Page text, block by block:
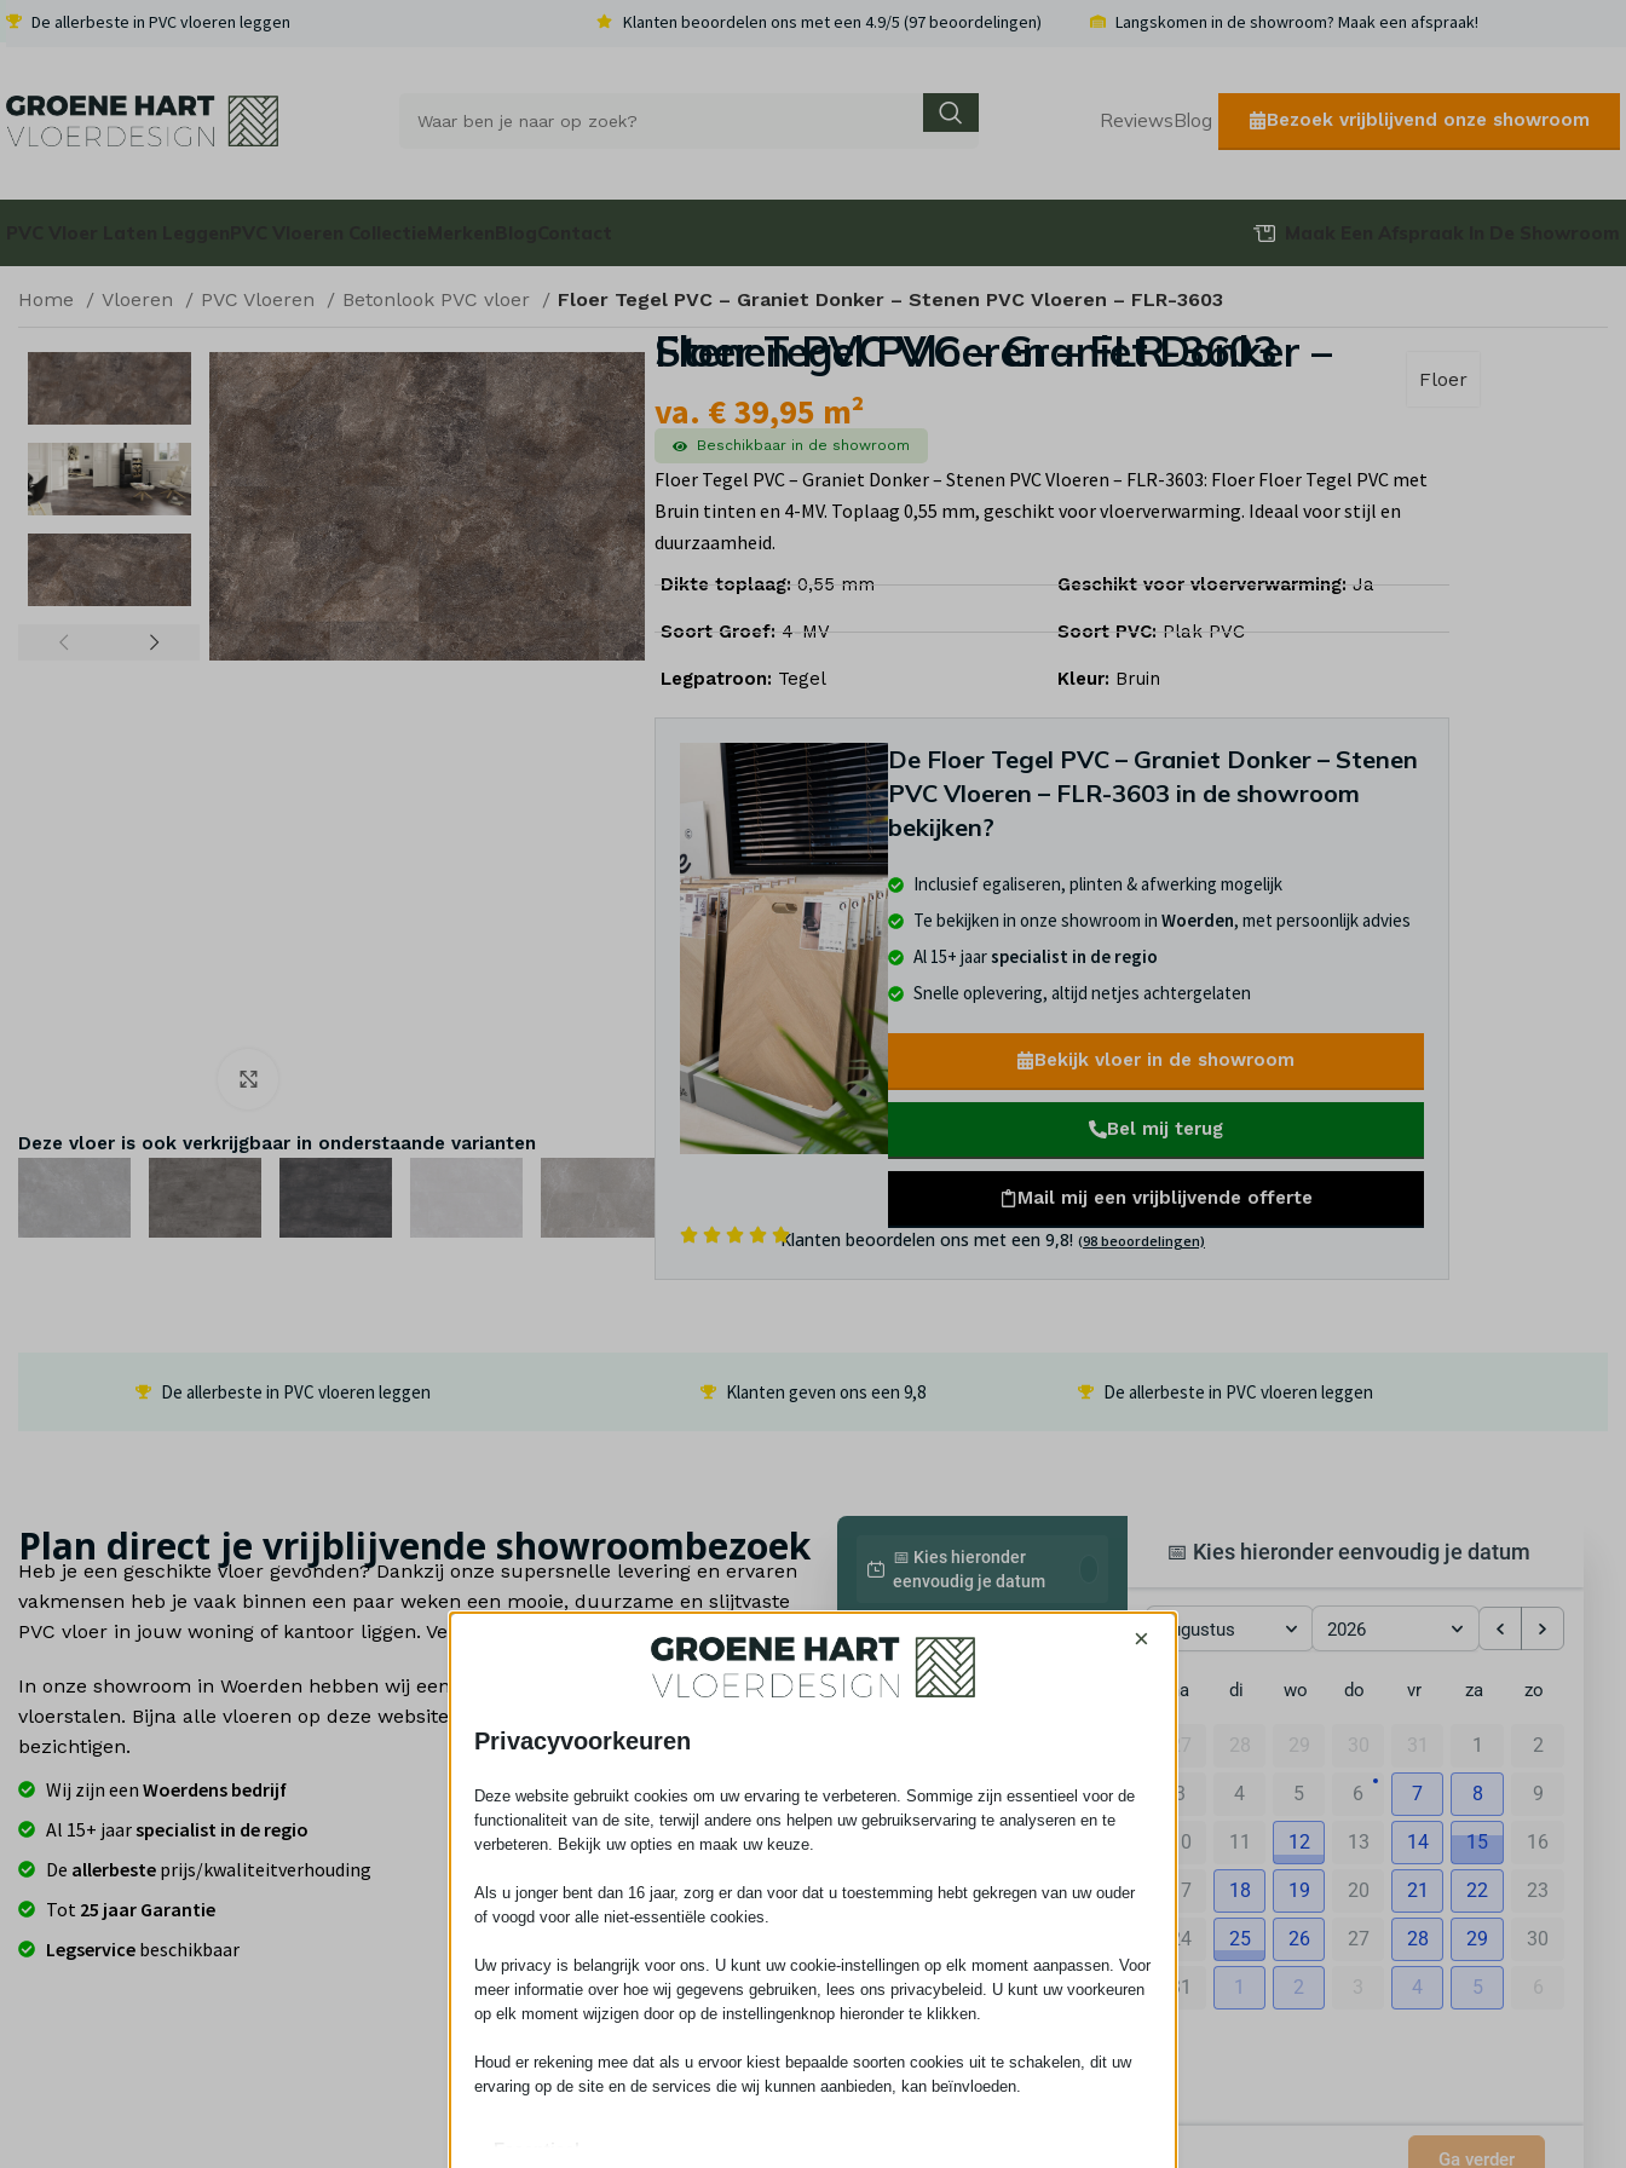
De allerbeste in PVC vloeren leggen Klanten beoordelen ons met een 4.9/5 (97 beoordelingen) Langskomen in de showroom? Maak een afspraak!
ReviewsBlog Bezoek vrijblijvend onze showroom
Home Vloeren PVC Vloeren Betonlook PVC vloer Floer Tegel PVC – Graniet Donker – Stenen PVC Vloeren – FLR-3603
Deze vloer is ook verkrijgbaar in onderstaande varianten
Floer Tegel PVC – Graniet Donker – Stenen PVC Vloeren – FLR-3603
Floer
va. € 39,95 m²
Beschikbaar in de showroom
Floer Tegel PVC – Graniet Donker – Stenen PVC Vloeren – FLR-3603: Floer Floer Tegel PVC met
Bruin tinten en 4-MV. Toplaag 0,55 mm, geschikt voor vloerverwarming. Ideaal voor stijl en
duurzaamheid.
Dikte toplaag:0,55 mm
Soort Groef:4-MV
Legpatroon: Tegel
Geschikt voor vloerverwarming:Ja
Soort PVC:Plak PVC
Kleur: Bruin
De Floer Tegel PVC – Graniet Donker – Stenen
PVC Vloeren – FLR-3603 in de showroom
bekijken?
Inclusief egaliseren, plinten & afwerking mogelijk
Te bekijken in onze showroom inWoerden, met persoonlijk advies
Al 15+ jaarspecialist in de regio
Snelle oplevering, altijd netjes achtergelaten
Bekijk vloer in de showroom
Bel mij terug
Mail mij een vrijblijvende offerte
Klanten beoordelen ons met een 9,8! (98 beoordelingen)
De allerbeste in PVC vloeren leggen Klanten geven ons een9,8 De allerbeste in PVC vloeren leggen
Plan direct je vrijblijvende showroombezoek
Heb je een geschikte vloer gevonden? Dankzij onze supersnelle levering en ervaren
vakmensen heb je vaak binnen een paar weken een mooie, duurzame en slijtvaste
PVC vloer in jouw woning of kantoor liggen. Vele jaren plezier gegarandeerd!
In onze showroom in Woerden hebben wij een uitgebreid assortiment aan
vloerstalen. Bijna alle vloeren op deze website zijn ook in onze showroom te
bezichtigen.
Wij zijn een Woerdens bedrijf
Al 15+ jaarspecialist in de regio
De allerbesteprijs/kwaliteitverhouding
Tot 25 jaar Garantie
Legservicebeschikbaar
📅 Kies hieronder
eenvoudig je datum
Jouw informatie
+31618657156
info@groenehartvloerdesign.nl
📅 Kies hieronder eenvoudig je datum
augustus 2026
ma di wo do vr za zo
27 28 29 30 31 1 2
3 4 5 6 7 8 9
10 11 12 13 14 15 16
17 18 19 20 21 22 23
24 25 26 27 28 29 30
31 1 2 3 4 5 6
Ga verder
Privacyvoorkeuren
×
Deze website gebruikt cookies om uw ervaring te verbeteren. Sommige zijn essentieel voor de
functionaliteit van de site, terwijl andere ons helpen uw gebruikservaring te analyseren en te
verbeteren. Bekijk uw opties en maak uw keuze.
Als u jonger bent dan 16 jaar, zorg er dan voor dat u toestemming hebt gekregen van uw ouder
of voogd voor alle niet-essentiële cookies.
Uw privacy is belangrijk voor ons. U kunt uw cookie-instellingen op elk moment aanpassen. Voor
meer informatie over hoe wij gegevens gebruiken, lees ons privacybeleid. U kunt uw voorkeuren
op elk moment wijzigen door op de instellingenknop hieronder te klikken.
Houd er rekening mee dat als u ervoor kiest bepaalde soorten cookies uit te schakelen, dit uw
ervaring op de site en de services die wij kunnen aanbieden, kan beïnvloeden.